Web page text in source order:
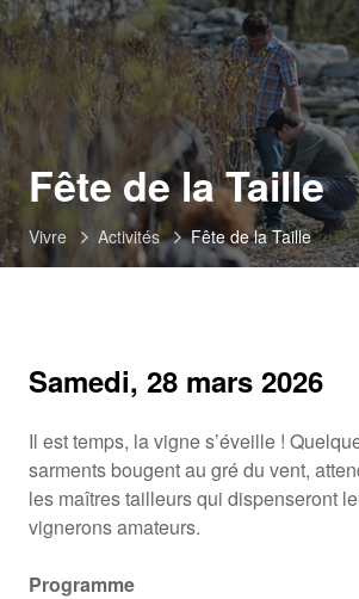
Fête de la Taille
Vivre Activités Fête de la Taille
Samedi, 28 mars 2026
Il est temps, la vigne s’éveille !
sarments bougent au gré du vent,
les maîtres tailleurs qui dispenseront
vignerons amateurs.
Programme